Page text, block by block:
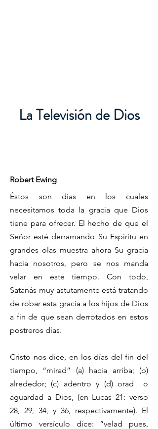
La Televisión de Dios
Robert Ewing
Éstos son días en los cuales
necesitamos toda la gracia que Dios
tiene para ofrecer. El hecho de que el
Señor esté derramando Su Espíritu en
grandes olas muestra ahora Su gracia
hacia nosotros, pero se nos manda
velar en este tiempo. Con todo,
Satanás muy astutamente está tratando
de robar esta gracia a los hijos de Dios
a fin de que sean derrotados en estos
postreros días.
Cristo nos dice, en los días del fin del
tiempo, “mirad” (a) hacia arriba; (b)
alrededor; (c) adentro y (d) orad o
aguardad a Dios, (en Lucas 21: verso
28, 29, 34, y 36, respectivamente). El
último versículo dice: “velad pues,